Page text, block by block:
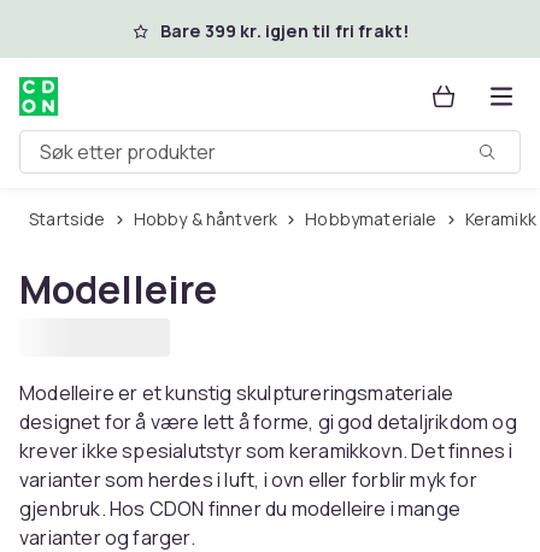
Hopp til hovedinnholdBare 399 kr. igjen til fri frakt!
Søk etter produkter
Startside Hobby & håntverk Hobbymateriale
Modelleire
Modelleire er et kunstig skulptureringsmateriale
designet for å være lett å forme, gi god detaljrikdom og
krever ikke spesialutstyr som keramikkovn. Det finnes i
varianter som herdes i luft, i ovn eller forblir myk for
gjenbruk. Hos CDON finner du modelleire i mange
varianter og farger.